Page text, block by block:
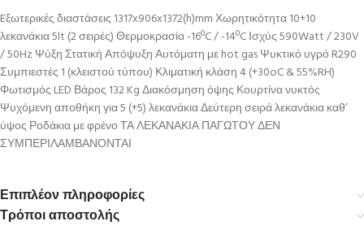
Eξωτερικές διαστάσεις 1317x906x1372(h)mm Χωρητικότητα 10+10
λεκανάκια 5lt (2 σειρές) Θερμοκρασία -16ºC / -14ºC Ισχύς 590Watt / 230V
/ 50Hz Ψύξη Στατική Απόψυξη Αυτόματη με hot gas Ψυκτικό υγρό R290
Συμπιεστές 1 (κλειστού τύπου) Κλιματική κλάση 4 (+30oC & 55%RH)
Φωτισμός LED Βάρος 132 Kg Διακόσμηση όψης Κουρτίνα νυκτός
Ψυχόμενη αποθήκη για 5 (+5) λεκανάκια Δεύτερη σειρά λεκανάκια καθ’
ύψος Ροδάκια με φρένο ΤΑ ΛΕΚΑΝΑΚΙΑ ΠΑΓΩΤΟΥ ΔΕΝ
ΣΥΜΠΕΡΙΛΑΜΒΑΝΟΝΤΑΙ
Επιπλέον πληροφορίες
Τρόποι αποστολής